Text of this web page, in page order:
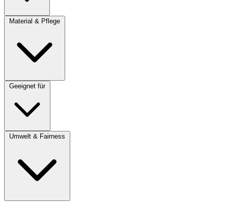
Material & Pflege
Geeignet für
Umwelt & Fairness